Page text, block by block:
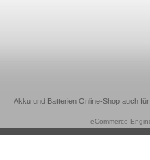
Akku und Batterien Online-Shop auch
eCommerce